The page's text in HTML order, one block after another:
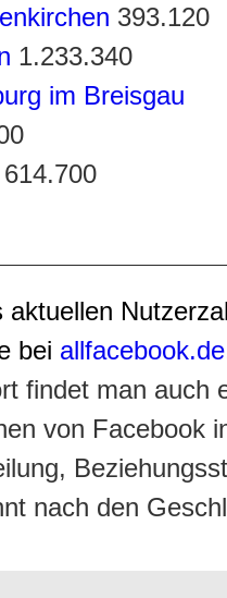
393.120
1.233.340
im Breisgau
614.700
aktuellen
bei allfacebook.de
findet man auch
von Facebook
nach den